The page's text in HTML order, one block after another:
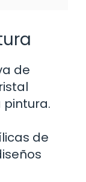
de
pintura.
de